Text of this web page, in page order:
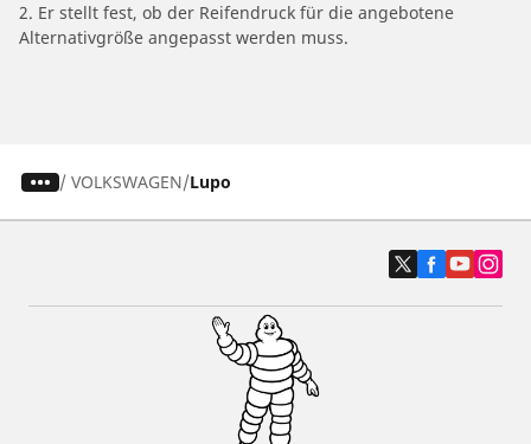
2. Er stellt fest, ob der Reifendruck für die angebotene
Alternativgröße angepasst werden muss.
/ VOLKSWAGEN Lupo